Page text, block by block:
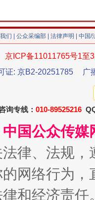
今
们 公众采编部 法律声明 | 中国
京ICP备11011765号1至
证: 京B2-20251785
广
询专线： 010-89525216
国公众传
律、法规
网络行为
和经济责